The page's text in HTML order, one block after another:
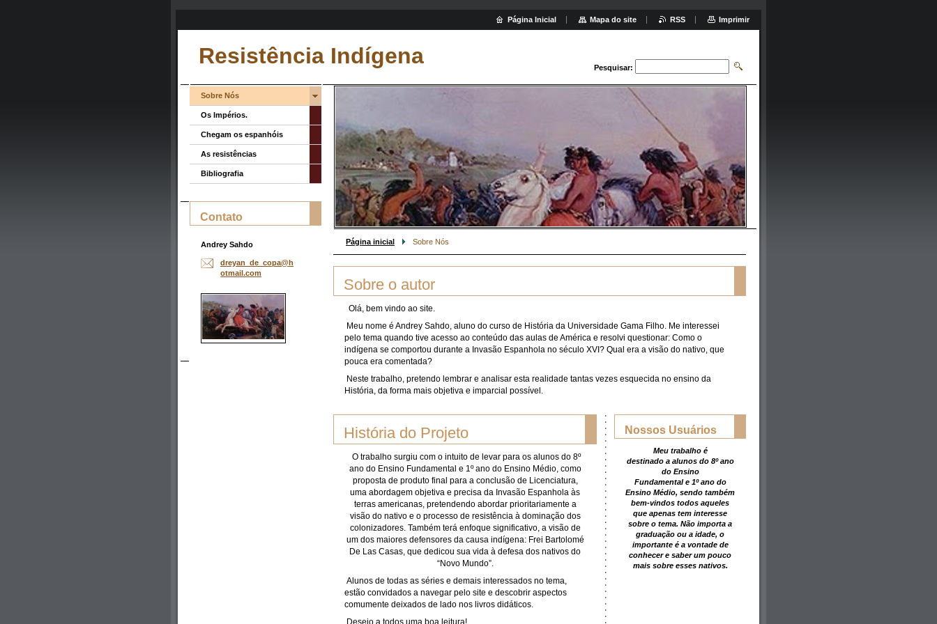
Resistência Indígena Pesquisar:
Página inicial Sobre Nós
Sobre o autor
Olá, bem vindo ao site.
Meu nome é Andrey Sahdo, aluno do curso de História da Universidade Gama Filho. Me interessei
pelo tema quando tive acesso ao conteúdo das aulas de América e resolvi questionar: Como o
indígena se comportou durante a Invasão Espanhola no século XVI? Qual era a visão do nativo, que
pouca era comentada?
Neste trabalho, pretendo lembrar e analisar esta realidade tantas vezes esquecida no ensino da
História, da forma mais objetiva e imparcial possível.
História do Projeto
O trabalho surgiu com o intuito de levar para os alunos do 8º
ano do Ensino Fundamental e 1º ano do Ensino Médio, como
proposta de produto final para a conclusão de Licenciatura,
uma abordagem objetiva e precisa da Invasão Espanhola às
terras americanas, pretendendo abordar prioritariamente a
visão do nativo e o processo de resistência à dominação dos
colonizadores. Também terá enfoque significativo, a visão de
um dos maiores defensores da causa indígena: Frei Bartolomé
De Las Casas, que dedicou sua vida à defesa dos nativos do
“Novo Mundo”.
Alunos de todas as séries e demais interessados no tema,
estão convidados a navegar pelo site e descobrir aspectos
comumente deixados de lado nos livros didáticos.
Desejo a todos uma boa leitura!
Nossos Usuários
Meu trabalho é
destinado a alunos do 8º ano
do Ensino
Fundamental e 1º ano do
Ensino Médio, sendo também
bem-vindos todos aqueles
que apenas tem interesse
sobre o tema. Não importa a
graduação ou a idade, o
importante é a vontade de
conhecer e saber um pouco
mais sobre esses nativos.
Sobre Nós
Os Impérios.
Chegam os espanhóis
As resistências
Bibliografia
Contato
Andrey Sahdo
dreyan_de_copa@h
otmail.com
Página Inicial Mapa do site RSS Imprimir